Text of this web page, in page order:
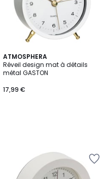
ATMOSPHERA
Réveil design mat à détails
métal GASTON
17,99 €